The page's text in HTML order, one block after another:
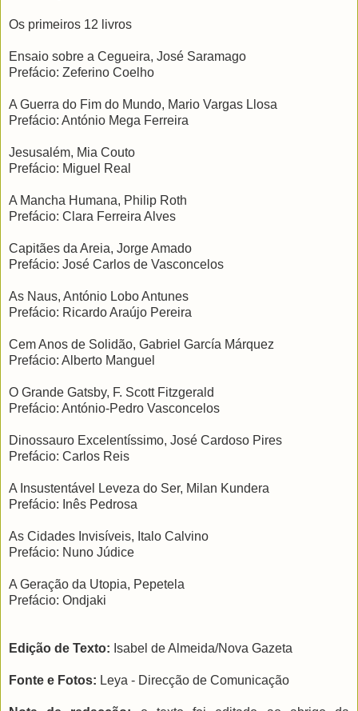
Os primeiros 12 livros
Ensaio sobre a Cegueira, José Saramago
Prefácio: Zeferino Coelho
A Guerra do Fim do Mundo, Mario Vargas Llosa
Prefácio: António Mega Ferreira
Jesusalém, Mia Couto
Prefácio: Miguel Real
A Mancha Humana, Philip Roth
Prefácio: Clara Ferreira Alves
Capitães da Areia, Jorge Amado
Prefácio: José Carlos de Vasconcelos
As Naus, António Lobo Antunes
Prefácio: Ricardo Araújo Pereira
Cem Anos de Solidão, Gabriel García Márquez
Prefácio: Alberto Manguel
O Grande Gatsby, F. Scott Fitzgerald
Prefácio: António-Pedro Vasconcelos
Dinossauro Excelentíssimo, José Cardoso Pires
Prefácio: Carlos Reis
A Insustentável Leveza do Ser, Milan Kundera
Prefácio: Inês Pedrosa
As Cidades Invisíveis, Italo Calvino
Prefácio: Nuno Júdice
A Geração da Utopia, Pepetela
Prefácio: Ondjaki
Edição de Texto: Isabel de Almeida/Nova Gazeta
Fonte e Fotos: Leya - Direcção de Comunicação